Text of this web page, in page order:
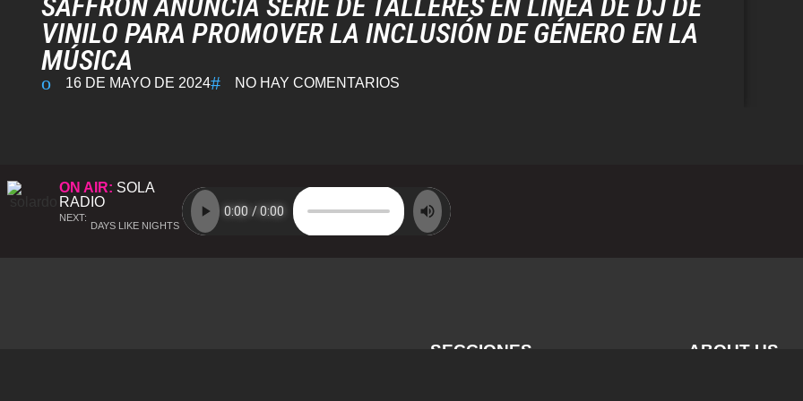
VINILO PARA PROMOVER LA INCLUSIÓN DE GÉNERO EN LA
MÚSICA
16 DE MAYO DE 2024 NO HAY COMENTARIOS
ON AIR: SOLA
RADIO
NEXT:
DAYS LIKE NIGHTS
SECCIONES ABOUT US